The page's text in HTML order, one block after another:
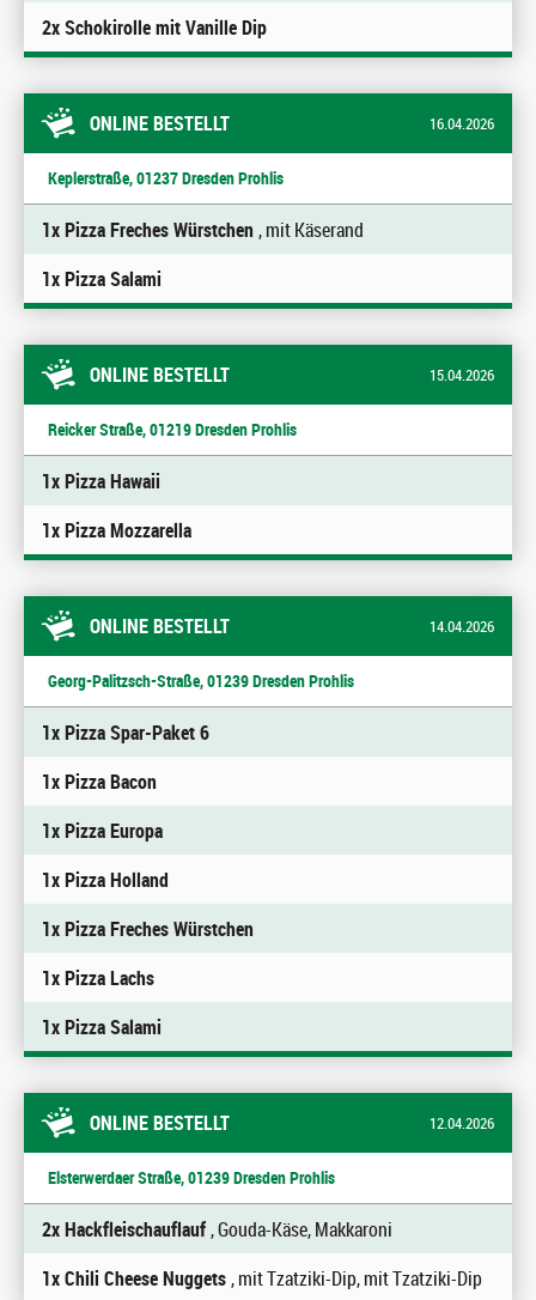
2x Schokirolle mit Vanille Dip
ONLINE BESTELLT 16.04.2026
Keplerstraße, 01237 Dresden Prohlis
1x Pizza Freches Würstchen, mit Käserand
1x Pizza Salami
ONLINE BESTELLT 15.04.2026
Reicker Straße, 01219 Dresden Prohlis
1x Pizza Hawaii
1x Pizza Mozzarella
ONLINE BESTELLT 14.04.2026
Georg-Palitzsch-Straße, 01239 Dresden Prohlis
1x Pizza Spar-Paket 6
1x Pizza Bacon
1x Pizza Europa
1x Pizza Holland
1x Pizza Freches Würstchen
1x Pizza Lachs
1x Pizza Salami
ONLINE BESTELLT 12.04.2026
Elsterwerdaer Straße, 01239 Dresden Prohlis
2x Hackfleischauflauf, Gouda-Käse, Makkaroni
1x Chili Cheese Nuggets, mit Tzatziki-Dip, mit Tzatziki-Dip